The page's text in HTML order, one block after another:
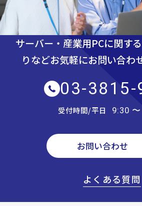
サーバー・産業用PCに関す
りなどお気軽にお問い合わ
03-3815-
受付時間/平日 9:30
お問い合わせ
よくある質問